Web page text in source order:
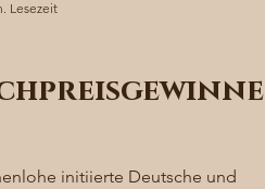
initiierte Deutsche und
Lesezeit